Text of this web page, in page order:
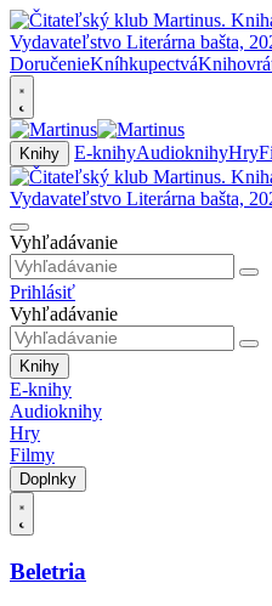
DoručenieKníhkupectvá
Knihy E-knihyAudioknihyHry
Vyhľadávanie
Prihlásiť
Vyhľadávanie
Knihy
E-knihy
Audioknihy
Hry
Filmy
Doplnky
Beletria